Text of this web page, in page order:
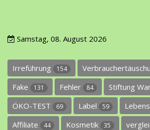
Samstag, 08. August 2026
Irreführung 154
Fake 131 Fehler 84 Stiftung
ÖKO-TEST 69 Label 59
Affiliate 44 Kosmetik 35